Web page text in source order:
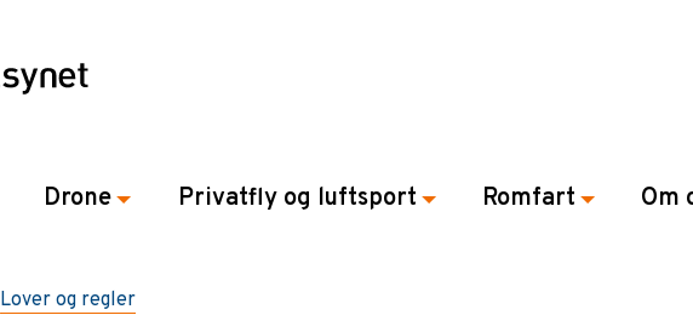
Drone Privatfly og luftsport Romfart Om
Lover og regler